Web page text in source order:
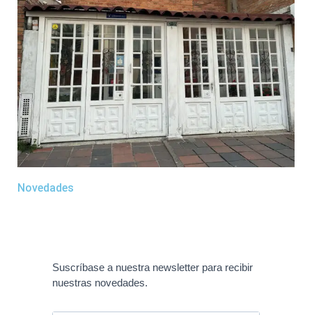
Novedades
Suscríbase a nuestra newsletter para recibir
nuestras novedades.